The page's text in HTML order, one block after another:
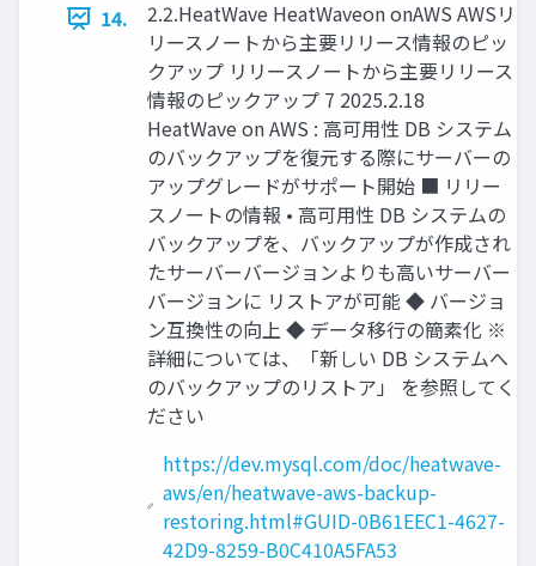
14.
2.2.HeatWave HeatWaveon onAWS AWSリ
リースノートから主要リリース情報のピッ
クアップ リリースノートから主要リリース
情報のピックアップ 7 2025.2.18
HeatWave on AWS : 高可用性 DB システム
のバックアップを復元する際にサーバーの
アップグレードがサポート開始 ■ リリー
スノートの情報 • 高可用性 DB システムの
バックアップを、バックアップが作成され
たサーバーバージョンよりも高いサーバー
バージョンに リストアが可能 ◆ バージョ
ン互換性の向上 ◆ データ移行の簡素化 ※
詳細については、「新しい DB システムへ
のバックアップのリストア」 を参照してく
ださい
https://dev.mysql.com/doc/heatwave-
aws/en/heatwave-aws-backup-
restoring.html#GUID-0B61EEC1-4627-
42D9-8259-B0C410A5FA53